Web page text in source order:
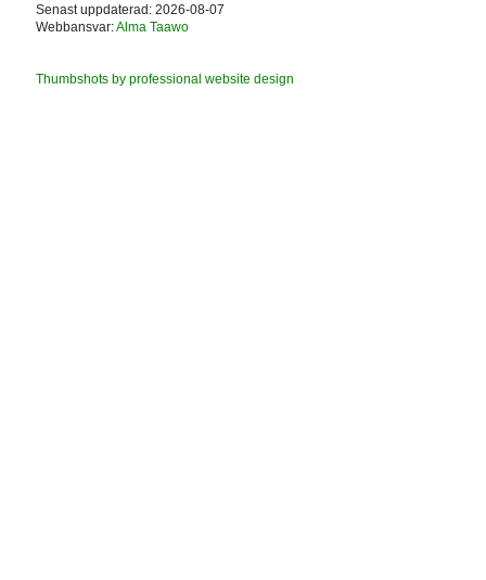
Senast uppdaterad: 2026-08-07
Webbansvar:Alma Taawo
Thumbshots by professional website design